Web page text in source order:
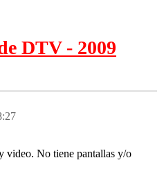
DTV - 2009
video. No tiene pantallas y/o